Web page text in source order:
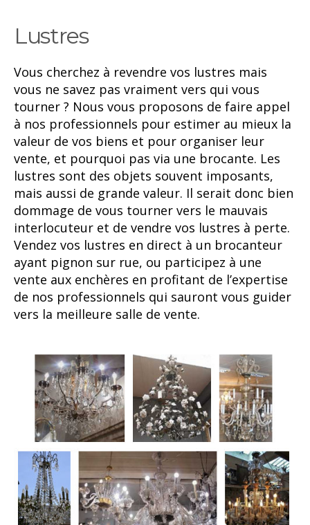
Lustres
Vous cherchez à revendre vos lustres mais
vous ne savez pas vraiment vers qui vous
tourner ? Nous vous proposons de faire appel
à nos professionnels pour estimer au mieux la
valeur de vos biens et pour organiser leur
vente, et pourquoi pas via une brocante. Les
lustres sont des objets souvent imposants,
mais aussi de grande valeur. Il serait donc bien
dommage de vous tourner vers le mauvais
interlocuteur et de vendre vos lustres à perte.
Vendez vos lustres en direct à un brocanteur
ayant pignon sur rue, ou participez à une
vente aux enchères en profitant de l’expertise
de nos professionnels qui sauront vous guider
vers la meilleure salle de vente.